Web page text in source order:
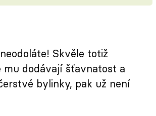
Skvěle totiž
mu dodávají šťavnatost a
bylinky, pak už není